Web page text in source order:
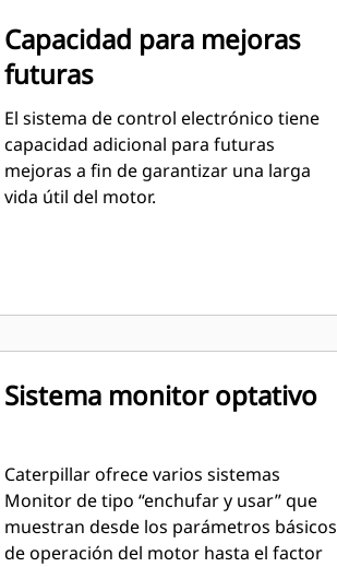
Capacidad para mejoras
futuras
El sistema de control electrónico tiene
capacidad adicional para futuras
mejoras a fin de garantizar una larga
vida útil del motor.
Sistema monitor optativo
Caterpillar ofrece varios sistemas
Monitor de tipo “enchufar y usar” que
muestran desde los parámetros básicos
de operación del motor hasta el factor